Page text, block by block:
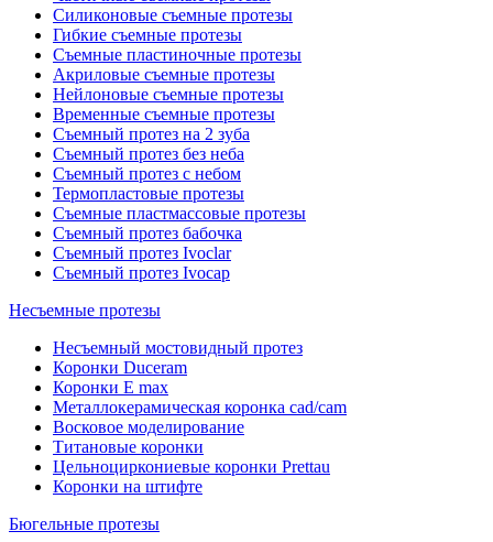
Силиконовые съемные протезы
Гибкие съемные протезы
Съемные пластиночные протезы
Акриловые съемные протезы
Нейлоновые съемные протезы
Временные съемные протезы
Съемный протез на 2 зуба
Съемный протез без неба
Съемный протез с небом
Термопластовые протезы
Съемные пластмассовые протезы
Съемный протез бабочка
Съемный протез Ivoclar
Съемный протез Ivocap
Несъемные протезы
Несъемный мостовидный протез
Коронки Duceram
Коронки E max
Металлокерамическая коронка cad/cam
Восковое моделирование
Титановые коронки
Цельноциркониевые коронки Prettau
Коронки на штифте
Бюгельные протезы